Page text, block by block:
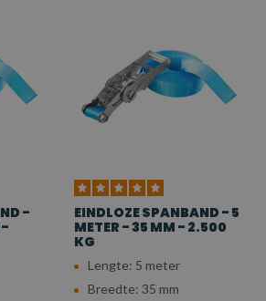
-
-
EINDLOZE SPANBAND - 5
METER - 35 MM - 2.500
KG
Lengte: 5 meter
Breedte: 35 mm